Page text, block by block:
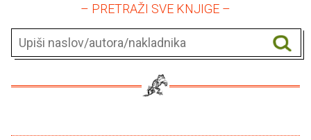
– PRETRAŽI SVE KNJIGE –